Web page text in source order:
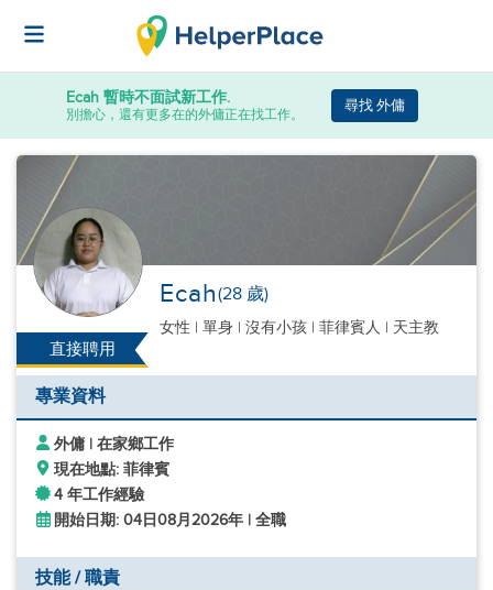
Ecah 暫時不面試新工作.
別擔心，還有更多在的外傭正在找工作。
尋找 外傭
直接聘用
Ecah(28 歲)
女性 | 單身 | 沒有小孩 | 菲律賓人 | 天主教
專業資料
外傭 | 在家鄉工作
現在地點: 菲律賓
4 年工作經驗
開始日期: 04日08月2026年 | 全職
技能 / 職責